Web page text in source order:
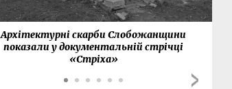
Архітектурні скарби Слобожанщини
показали у документальній стрічці
«Стріха»